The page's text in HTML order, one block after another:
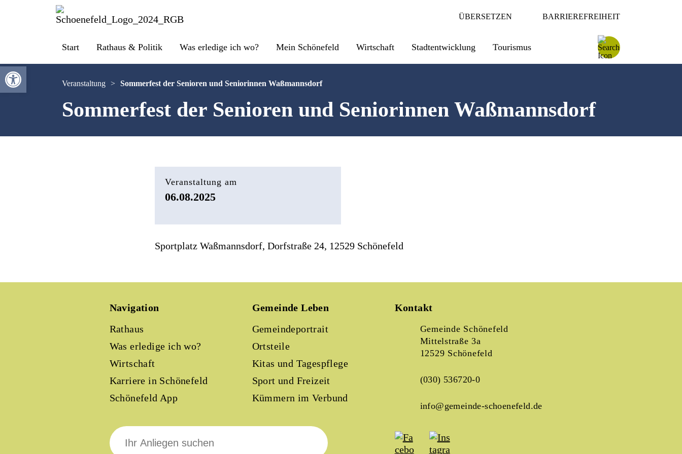
Werkzeugleiste öffnen
ÜBERSETZEN BARRIEREFREIHEIT
Start Rathaus & Politik Was erledige ich wo? Mein Schönefeld Wirtschaft Stadtentwicklung Tourismus
Veranstaltung > Sommerfest der Senioren und Seniorinnen Waßmannsdorf
Sommerfest der Senioren und Seniorinnen Waßmannsdorf
Veranstaltung am
06.08.2025
Sportplatz Waßmannsdorf, Dorfstraße 24, 12529 Schönefeld
Navigation
Rathaus
Was erledige ich wo?
Wirtschaft
Karriere in Schönefeld
Schönefeld App
Gemeinde Leben
Gemeindeportrait
Ortsteile
Kitas und Tagespflege
Sport und Freizeit
Kümmern im Verbund
Kontakt
Gemeinde Schönefeld
Mittelstraße 3a
12529 Schönefeld
(030) 536720-0
info@gemeinde-schoenefeld.de
Suche
nach: